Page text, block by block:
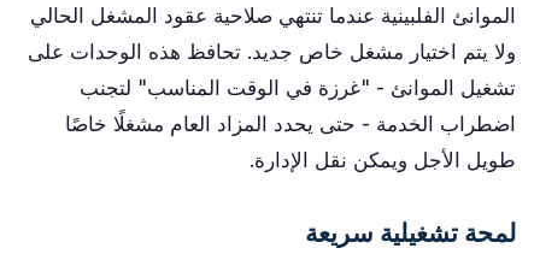
الموانئ الفلبينية عندما تنتهي صلاحية عقود المشغل الحالي
ولا يتم اختيار مشغل خاص جديد. تحافظ هذه الوحدات على
تشغيل الموانئ - "غرزة في الوقت المناسب" لتجنب
اضطراب الخدمة - حتى يحدد المزاد العام مشغلًا خاصًا
طويل الأجل ويمكن نقل الإدارة.
لمحة تشغيلية سريعة